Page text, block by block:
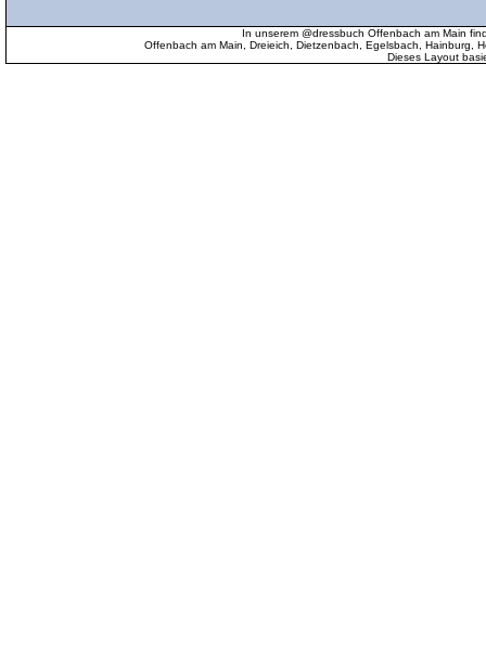
In unserem @dressbuch Offenbach am Main
Offenbach am Main, Dreieich, Dietzenbach, Egelsbach, Hainburg,
Dieses Layout